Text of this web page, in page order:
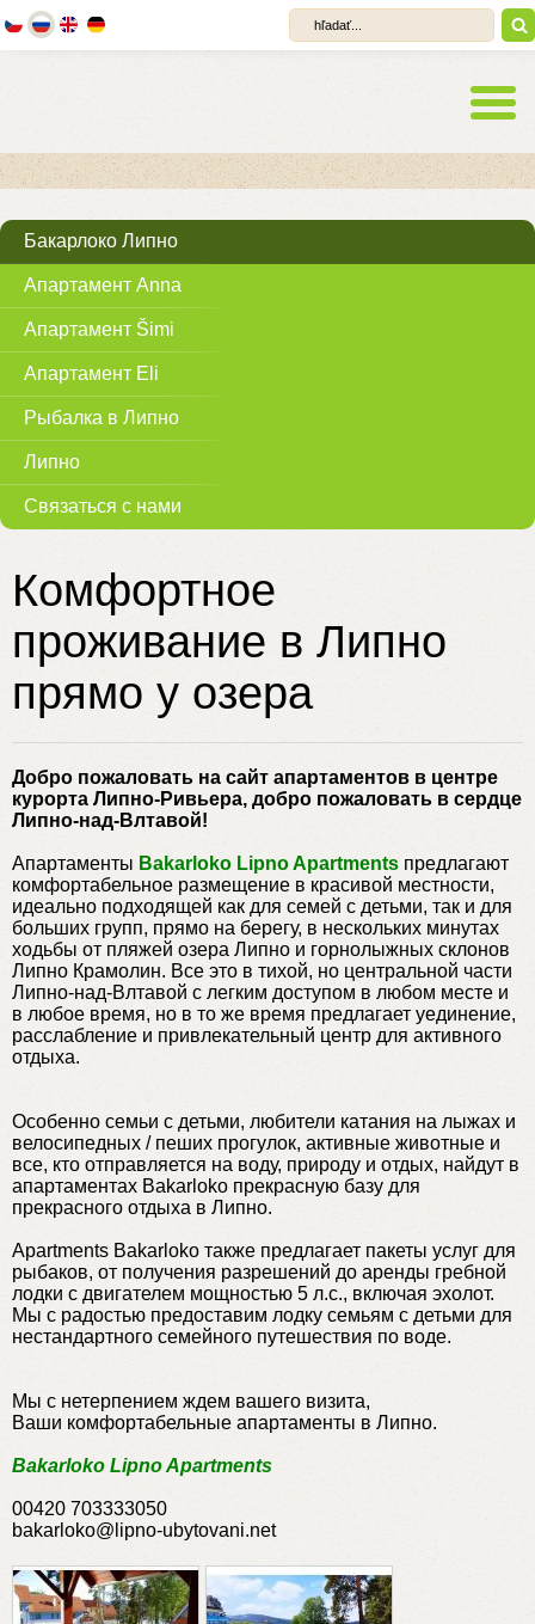
Бакарлоко Липно
Апартамент Anna
Апартамент Šimi
Апартамент Eli
Рыбалка в Липно
Липно
Связаться с нами
Комфортное
проживание в Липно
прямо у озера
Добро пожаловать на сайт апартаментов в центре
курорта Липно-Ривьера, добро пожаловать в сердце
Липно-над-Влтавой!
Апартаменты Bakarloko Lipno Apartments предлагают
комфортабельное размещение в красивой местности,
идеально подходящей как для семей с детьми, так и для
больших групп, прямо на берегу, в нескольких минутах
ходьбы от пляжей озера Липно и горнолыжных склонов
Липно Крамолин. Все это в тихой, но центральной части
Липно-над-Влтавой с легким доступом в любом месте и
в любое время, но в то же время предлагает уединение,
расслабление и привлекательный центр для активного
отдыха.
Особенно семьи с детьми, любители катания на лыжах и
велосипедных / пеших прогулок, активные животные и
все, кто отправляется на воду, природу и отдых, найдут в
апартаментах Bakarloko прекрасную базу для
прекрасного отдыха в Липно.
Apartments Bakarloko также предлагает пакеты услуг для
рыбаков, от получения разрешений до аренды гребной
лодки с двигателем мощностью 5 л.с., включая эхолот.
Мы с радостью предоставим лодку семьям с детьми для
нестандартного семейного путешествия по воде.
Мы с нетерпением ждем вашего визита,
Ваши комфортабельные апартаменты в Липно.
Bakarloko Lipno Apartments
00420 703333050
bakarloko@lipno-ubytovani.net